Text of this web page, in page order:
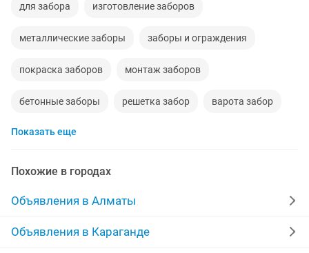
для забора изготовление заборов
металлические заборы заборы и ограждения
покраска заборов монтаж заборов
бетонные заборы решетка забор варота забор
евро заборы
ворота забор решетки
Показать еще
Похожие в городах
Объявления в Алматы
Объявления в Караганде